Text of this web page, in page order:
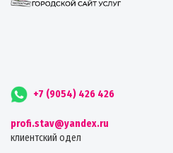
+7 (9054) 426 426
profi.stav@yandex.ru
клиентский одел